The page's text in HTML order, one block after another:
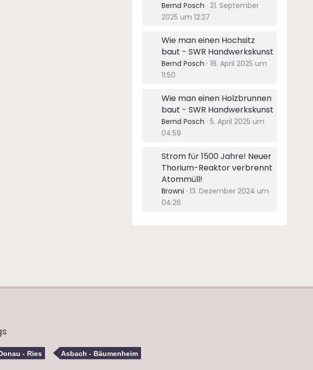
Bernd Posch 21. September
2025 um 12:27
Wie man einen Hochsitz
baut - SWR Handwerkskunst
Bernd Posch 18. April 2025 um
11:50
Wie man einen Holzbrunnen
baut - SWR Handwerkskunst
Bernd Posch 5. April 2025 um
04:59
Strom für 1500 Jahre! Neuer
Thorium-Reaktor verbrennt
Atommüll!
Browni 13. Dezember 2024 um
04:26
- Ries Asbach - Bäumenheim